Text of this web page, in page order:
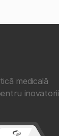
medicală
inovatorii